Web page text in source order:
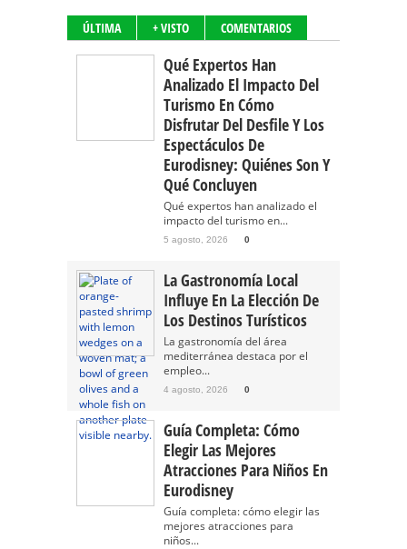
ÚLTIMA + VISTO COMENTARIOS
Qué Expertos Han
Analizado El Impacto Del
Turismo En Cómo
Disfrutar Del Desfile Y Los
Espectáculos De
Eurodisney: Quiénes Son Y
Qué Concluyen
Qué expertos han analizado el
impacto del turismo en...
5 agosto, 2026 0
La Gastronomía Local
Influye En La Elección De
Los Destinos Turísticos
La gastronomía del área
mediterránea destaca por el
empleo...
4 agosto, 2026 0
Guía Completa: Cómo
Elegir Las Mejores
Atracciones Para Niños En
Eurodisney
Guía completa: cómo elegir las
mejores atracciones para
niños...